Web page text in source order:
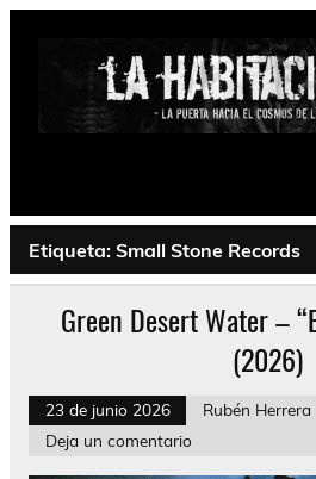
Saltar
Psychedelic, Stoner, Doom,
Etiqueta: Small Stone Records
Green Desert Water –
(2026)
23 de junio 2026
Rubén Herrera
Deja un comentario